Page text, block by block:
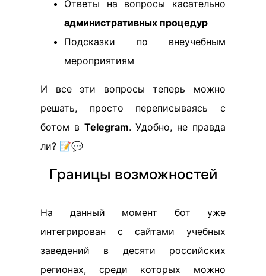
Ответы на вопросы касательно
административных процедур
Подсказки по внеучебным
мероприятиям
И все эти вопросы теперь можно
решать, просто переписываясь с
ботом в Telegram. Удобно, не правда
ли? 📝💬
Границы возможностей
На данный момент бот уже
интегрирован с сайтами учебных
заведений в десяти российских
регионах, среди которых можно